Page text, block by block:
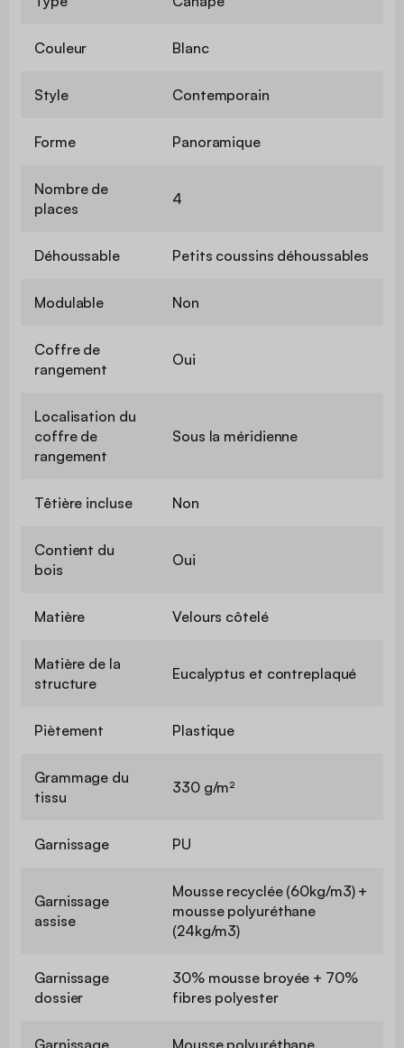
Couleur Blanc
Style Contemporain
Forme Panoramique
Nombre de
places
4
Déhoussable Petits coussins déhoussables
Modulable Non
Coffre de
rangement
Oui
Localisation du
coffre de
rangement
Sous la méridienne
Têtière incluse Non
Contient du
bois
Oui
Matière Velours côtelé
Matière de la
structure
Eucalyptus et contreplaqué
Piètement Plastique
Grammage du
tissu
330 g/m²
Garnissage PU
Garnissage
assise
Mousse recyclée (60kg/m3) +
mousse polyuréthane
(24kg/m3)
Garnissage
dossier
30% mousse broyée + 70%
fibres polyester
Garnissage
Mousse polyuréthane